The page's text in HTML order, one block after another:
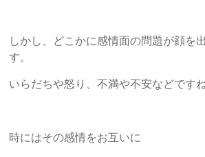
しかし、どこかに感情面の問題が顔を
す。
いらだちや怒り、不満や不安などですね
時にはその感情をお互いに